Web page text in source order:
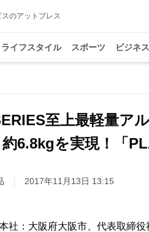
のアットプレス
ライフスタイル スポーツ ビジネス
至上最軽量ア
6.8kgを実現！「
2017年11月13日 13:15
社：大阪府大阪市、代表取締